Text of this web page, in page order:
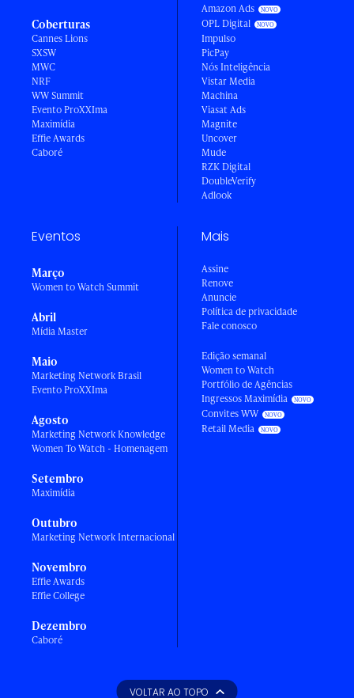
Coberturas
Cannes Lions
SXSW
MWC
NRF
WW Summit
Evento ProXXIma
Maximídia
Effie Awards
Caboré
Amazon Ads
OPL Digital
Impulso
PicPay
Nós Inteligência
Vistar Media
Machina
Viasat Ads
Magnite
Uncover
Mude
RZK Digital
DoubleVerify
Adlook
Eventos
Março
Women to Watch Summit
Abril
Mídia Master
Maio
Marketing Network Brasil
Evento ProXXIma
Agosto
Marketing Network Knowledge
Women To Watch - Homenagem
Setembro
Maximídia
Outubro
Marketing Network Internacional
Novembro
Effie Awards
Effie College
Dezembro
Caboré
Mais
Assine
Renove
Anuncie
Política de privacidade
Fale conosco
Edição semanal
Women to Watch
Portfólio de Agências
Ingressos Maximídia
Convites WW
Retail Media
VOLTAR AO TOPO